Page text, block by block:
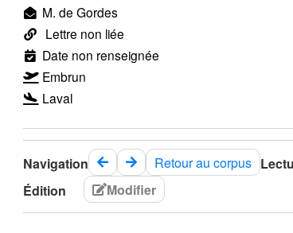
M. de Gordes
Lettre non liée
Date non renseignée
Embrun
Laval
Navigation Retour au corpus
Édition
Modifier